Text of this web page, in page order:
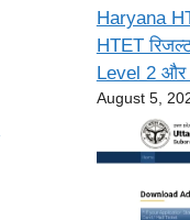
Haryana
HTET
Level 2 और
August 5,